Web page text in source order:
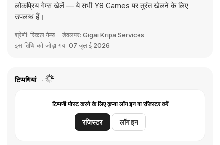
लोकप्रिय गेम्स खेलें — ये सभी Y8 Games पर तुरंत खेलने के लिए
उपलब्ध हैं।
श्रेणी: स्किल गेम्स डेवलपर: Gigai Kripa Services
इस तिथि को जोड़ा गया 07 जुलाई 2026
टिप्पणियां
टिप्पणी पोस्ट करने के लिए कृप्या लॉग इन या रजिस्टर करें
रजिस्टर लॉग इन